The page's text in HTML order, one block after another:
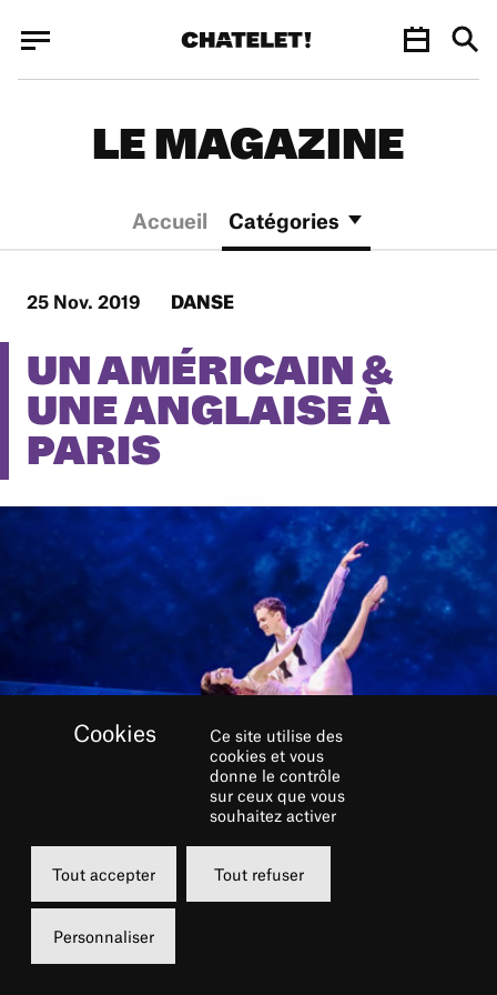
LE MAGAZINE
Accueil Catégories
25 Nov. 2019 DANSE
UN AMÉRICAIN &
UNE ANGLAISE À
PARIS
Ballet de Londres, et Ryan Steele, danseur de
Ce site utilise des
cookies et vous
donne le contrôle
sur ceux que vous
souhaitez activer
Tout accepter Tout refuser
Personnaliser